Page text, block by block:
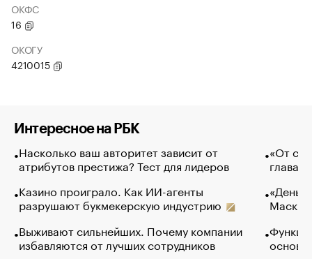
ОКФС
16
ОКОГУ
4210015
Интересное на РБК
Насколько ваш авторитет зависит от
атрибутов престижа? Тест для лидеров
Казино проиграло. Как ИИ-агенты
разрушают букмекерскую индустрию
Выживают сильнейших. Почему компании
избавляются от лучших сотрудников
«От
глава
Маск в
основ